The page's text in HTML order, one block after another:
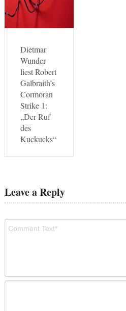
Dietmar
Wunder
liest Robert
Galbraith’s
Cormoran
Strike 1:
„Der Ruf
des
Kuckucks“
Leave a Reply